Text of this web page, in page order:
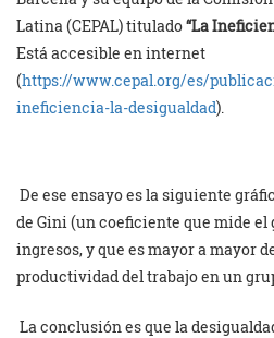
Latina (CEPAL) titulado“La
Está accesible en internet
(https://www.cepal.org/es/
ineficiencia-la-desigualdad).
De ese ensayo es la siguiente
de Gini (un coeficiente que mide el
ingresos, y que es mayor a mayor
productividad del trabajo en un
La conclusión es que la